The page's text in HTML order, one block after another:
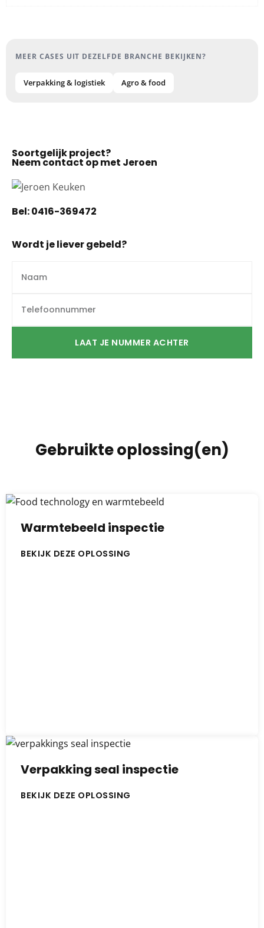
MEER CASES UIT DEZELFDE BRANCHE BEKIJKEN?
Verpakking & logistiek Agro & food
Soortgelijk project?
Neem contact op met Jeroen
Bel:0416-369472
Wordt je liever gebeld?
LAAT JE NUMMER ACHTER
Gebruikte oplossing(en)
Warmtebeeld inspectie
BEKIJK DEZE OPLOSSING
Verpakking seal inspectie
BEKIJK DEZE OPLOSSING